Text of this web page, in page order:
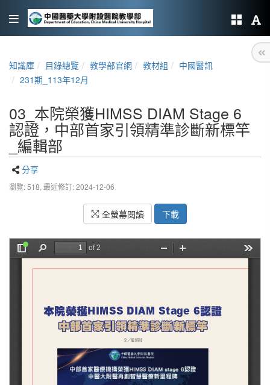
知識庫 目錄總覽 教學部官網 教材組
中國醫訊
231期_113年12月
03_本院榮獲HIMSS DIAM Stage 6
認證，中部首家引領精準診斷新標竿
_編輯部
分享
瀏覽: 518, 最近修訂: 2024-12-06
全螢幕閱讀 下載